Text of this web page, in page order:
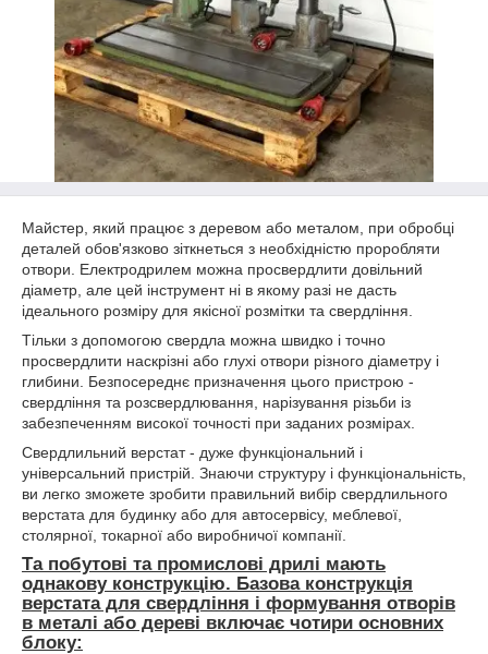
Майстер, який працює з деревом або металом, при обробці
деталей обов'язково зіткнеться з необхідністю проробляти
отвори. Електродрилем можна просвердлити довільний
діаметр, але цей інструмент ні в якому разі не дасть
ідеального розміру для якісної розмітки та свердління.
Тільки з допомогою свердла можна швидко і точно
просвердлити наскрізні або глухі отвори різного діаметру і
глибини. Безпосереднє призначення цього пристрою -
свердління та розсвердлювання, нарізування різьби із
забезпеченням високої точності при заданих розмірах.
Свердлильний верстат - дуже функціональний і
універсальний пристрій. Знаючи структуру і функціональність,
ви легко зможете зробити правильний вибір свердлильного
верстата для будинку або для автосервісу, меблевої,
столярної, токарної або виробничої компанії.
Та побутові та промислові дрилі мають
однакову конструкцію. Базова конструкція
верстата для свердління і формування отворів
в металі або дереві включає чотири основних
блоку: